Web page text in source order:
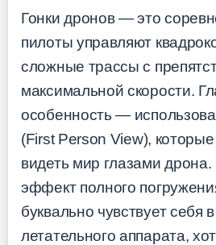
Гонки дронов — это
пилоты управляют
сложные трассы с
максимальной скорости.
особенность —
(First Person View),
видеть мир глазами
эффект полного
буквально чувствует себя
летательного аппарата,